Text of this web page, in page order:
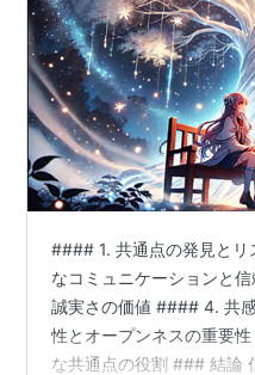
#### 1. 共通点の発見と
なコミュニケーションと
誠実さの価値 #### 4. 共
性とオープンネスの重要
な共通点の役割 ### 結論